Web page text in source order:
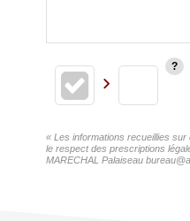
« Les informations recueillies
le respect des prescriptions
MARECHAL Palaiseau